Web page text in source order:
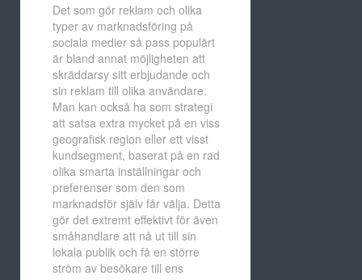
Det som gör reklam och olika
typer av marknadsföring på
sociala medier så pass populärt
är bland annat möjligheten att
skräddarsy sitt erbjudande och
sin reklam till olika användare.
Man kan också ha som strategi
att satsa extra mycket på en viss
geografisk region eller ett visst
kundsegment, baserat på en rad
olika smarta inställningar och
preferenser som den som
marknadsför själv får välja. Detta
gör det extremt effektivt för även
småhandlare att nå ut till sin
lokala publik och få en större
ström av besökare till ens